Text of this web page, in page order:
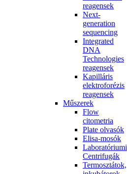
reagensek
Next-
generation
sequencing
Integrated
DNA
Technologies
reagensek
Kapilláris
elektroforézis
reagensek
Műszerek
Flow
citometria
Plate olvasók
Elisa-mosók
Laboratóriumi
Centrifugák
Termosztátok,